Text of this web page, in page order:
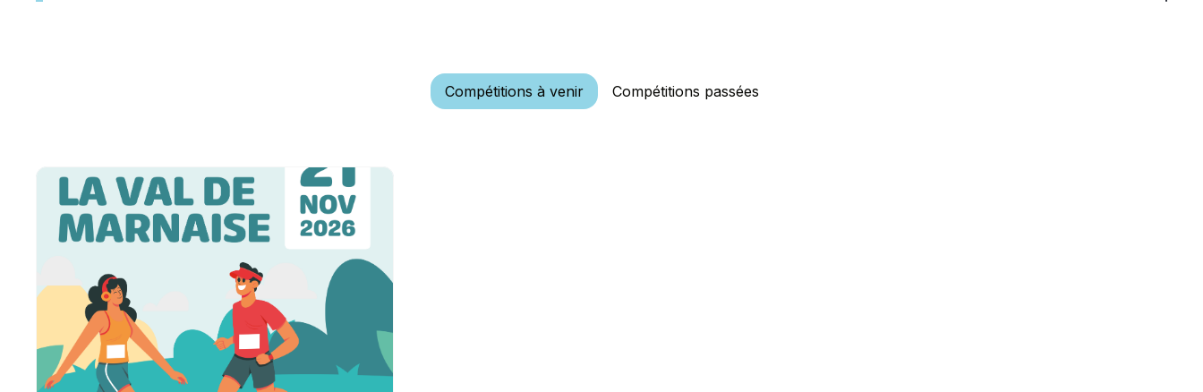
Compétitions à venir Compétitions passées